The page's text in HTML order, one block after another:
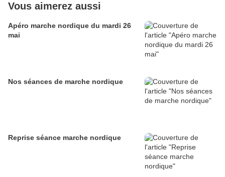
Vous aimerez aussi
Apéro marche nordique du mardi 26
mai
Nos séances de marche nordique
Reprise séance marche nordique